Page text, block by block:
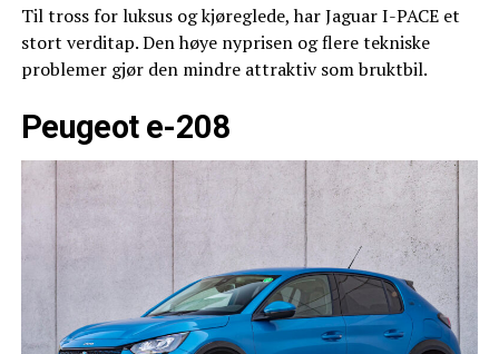
Til tross for luksus og kjøreglede, har Jaguar I-PACE et
stort verditap. Den høye nyprisen og flere tekniske
problemer gjør den mindre attraktiv som bruktbil.
Peugeot e-208